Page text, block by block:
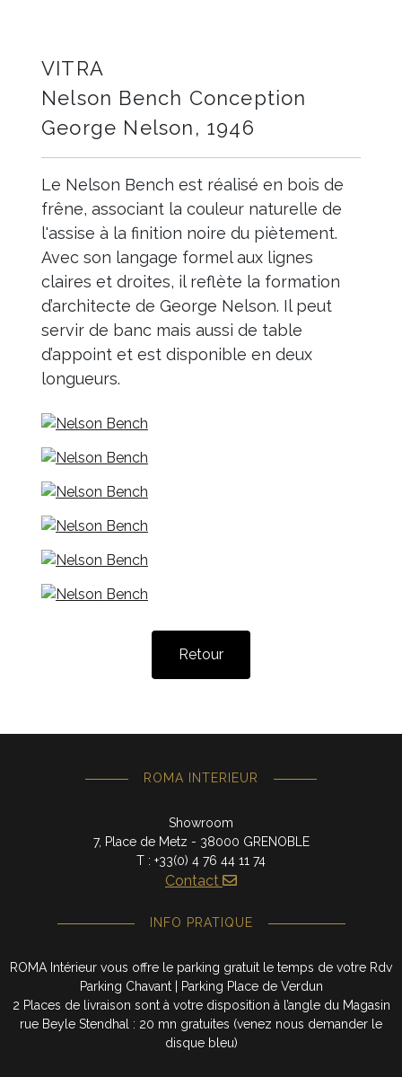
VITRA
Nelson Bench Conception
George Nelson, 1946
Le Nelson Bench est réalisé en bois de
frêne, associant la couleur naturelle de
l'assise à la finition noire du piètement.
Avec son langage formel aux lignes
claires et droites, il reflète la formation
d’architecte de George Nelson. Il peut
servir de banc mais aussi de table
d’appoint et est disponible en deux
longueurs.
Retour
ROMA INTERIEUR
Showroom
7, Place de Metz - 38000 GRENOBLE
T : +33(0) 4 76 44 11 74
Contact
INFO PRATIQUE
ROMA Intérieur vous offre le parking gratuit le temps de votre Rdv
Parking Chavant | Parking Place de Verdun
2 Places de livraison sont à votre disposition à l’angle du Magasin
rue Beyle Stendhal : 20 mn gratuites (venez nous demander le
disque bleu)